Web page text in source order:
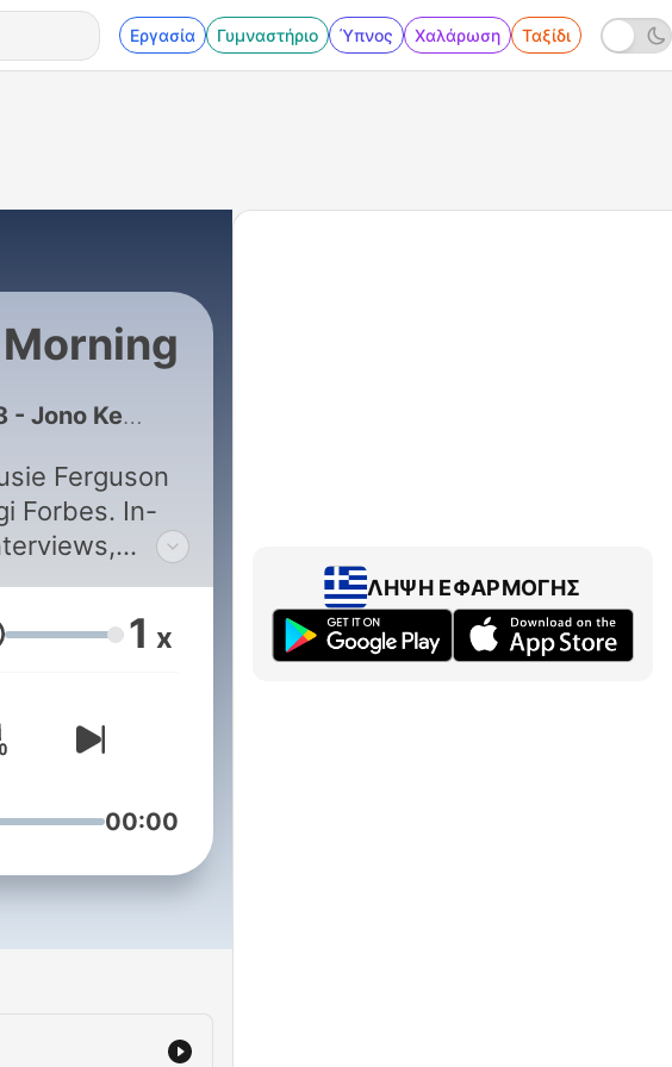
Εργασία Γυμναστήριο Ύπνος Χαλάρωση Ταξίδι
Battle of the sexes rages on
Ferguson
In-
news
of topics.
Ένταση 1 x
00:00
ΛΉΨΗ ΕΦΑΡΜΟΓΉΣ